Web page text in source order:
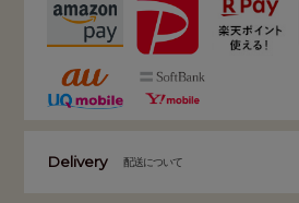
Delivery 配送について